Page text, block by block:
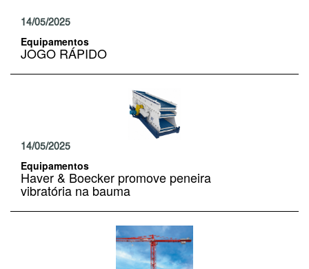
14/05/2025
Equipamentos
JOGO RÁPIDO
14/05/2025
Equipamentos
Haver & Boecker promove peneira
vibratória na bauma